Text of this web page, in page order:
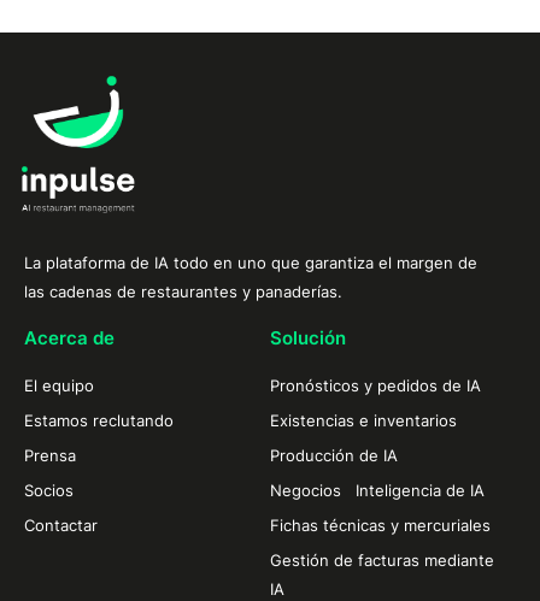
La plataforma de IA todo en uno que garantiza el margen de
las cadenas de restaurantes y panaderías.
Acerca de
El equipo
Estamos reclutando
Prensa
Socios
Contactar
Solución
Pronósticos y pedidos de IA
Existencias e inventarios
Producción de IA
Negocios Inteligencia de IA
Fichas técnicas y mercuriales
Gestión de facturas mediante
IA